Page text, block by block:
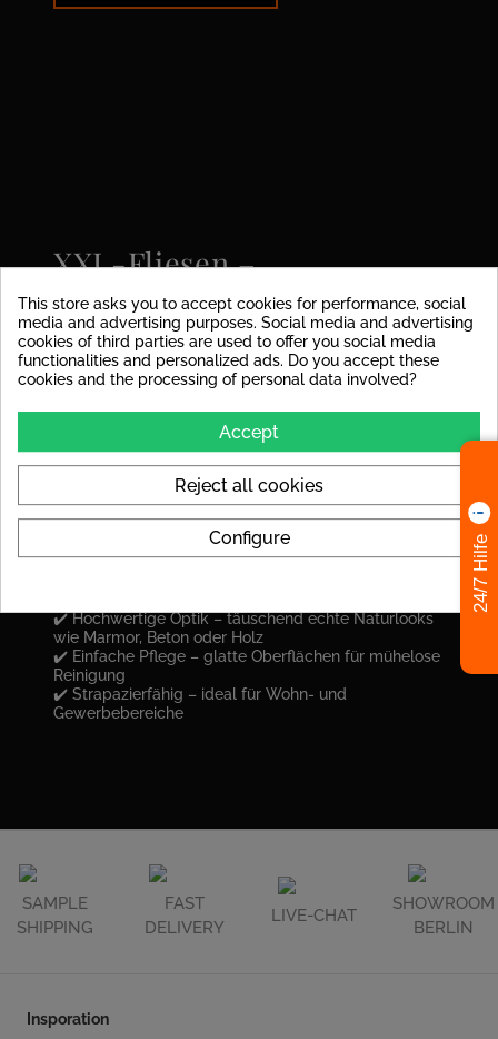
XXL-Fliesen –
raumgreifende Eleganz
ohne störende Fugen
Entdecken Sie unsere exklusiven XXL-Fliesen bis
Räume mit moderner Ästhetik. Dank der großzügigen
Formate und minimalen Fugen schaffen Sie eine
harmonische, ruhige Optik, die jeden Raum edel und
weitläufig wirken lässt.
Ihre Vorteile mit XXL-Fliesen:
✔️ Hochwertige Optik – täuschend echte Naturlooks
wie Marmor, Beton oder Holz
✔️ Einfache Pflege – glatte Oberflächen für mühelose
Reinigung
✔️ Strapazierfähig – ideal für Wohn- und
Gewerbebereiche
SAMPLE
SHIPPING
FAST
DELIVERY
LIVE-CHAT
SHOWROOM
BERLIN
Insporation
This store asks you to accept cookies for performance, social
media and advertising purposes. Social media and advertising
cookies of third parties are used to offer you social media
functionalities and personalized ads. Do you accept these
cookies and the processing of personal data involved?
Accept
Reject all cookies
Configure 24/7 Hilfe